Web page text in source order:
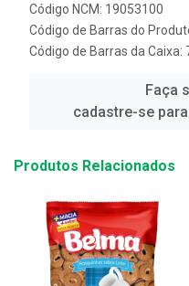
Código NCM: 19053100
Código de Barras do
Código de Barras da Caixa:
Faça
cadastre-se
Produtos Relacionados